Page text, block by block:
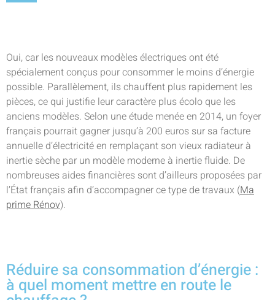
Oui, car les nouveaux modèles électriques ont été
spécialement conçus pour consommer le moins d’énergie
possible. Parallèlement, ils chauffent plus rapidement les
pièces, ce qui justifie leur caractère plus écolo que les
anciens modèles. Selon une étude menée en 2014, un foyer
français pourrait gagner jusqu’à 200 euros sur sa facture
annuelle d’électricité en remplaçant son vieux radiateur à
inertie sèche par un modèle moderne à inertie fluide. De
nombreuses aides financières sont d’ailleurs proposées par
l’État français afin d’accompagner ce type de travaux (Ma
prime Rénov).
Réduire sa consommation d’énergie :
à quel moment mettre en route le